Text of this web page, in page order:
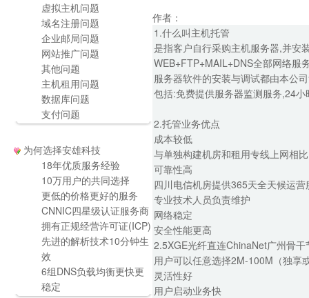
虚拟主机问题
域名注册问题
企业邮局问题
网站推广问题
其他问题
主机租用问题
数据库问题
支付问题
为何选择安雄科技
18年优质服务经验
10万用户的共同选择
更低的价格更好的服务
CNNIC四星级认证服务商
拥有正规经营许可证(ICP)
先进的解析技术10分钟生
效
6组DNS负载均衡更快更
稳定
作者：
1.什么叫主机托管
是指客户自行采购主机服务器,并安
WEB+FTP+MAIL+DNS全部网络服
服务器软件的安装与调试都由本公
包括:免费提供服务器监测服务,24
2.托管业务优点
成本较低
与单独构建机房和租用专线上网相
可靠性高
四川电信机房提供365天全天候运营
专业技术人员负责维护
网络稳定
安全性能更高
2.5XGE光纤直连ChinaNet广州骨
用户可以任意选择2M-100M（独享
灵活性好
用户启动业务快